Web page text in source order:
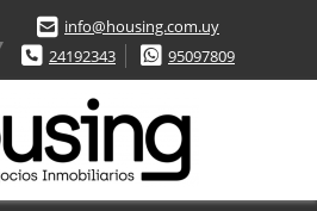
info@housing.com.uy
24192343
95097809